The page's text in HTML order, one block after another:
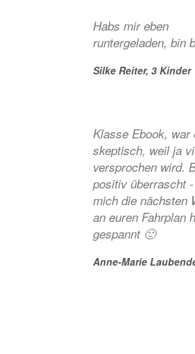
Habs mir eben
runtergeladen, bin
Silke Reiter, 3 Kinder
Klasse Ebook, war
skeptisch, weil ja
versprochen wird.
positiv überrascht
mich die nächsten
an euren Fahrplan
gespannt 🙂
Anne-Marie